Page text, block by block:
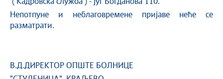
( Кадровска служба ) - Југ Богданова 110.
Непотпуне и неблаговремене пријаве неће се
разматрати.
В.Д.ДИРЕКТОР ОПШТЕ БОЛНИЦЕ